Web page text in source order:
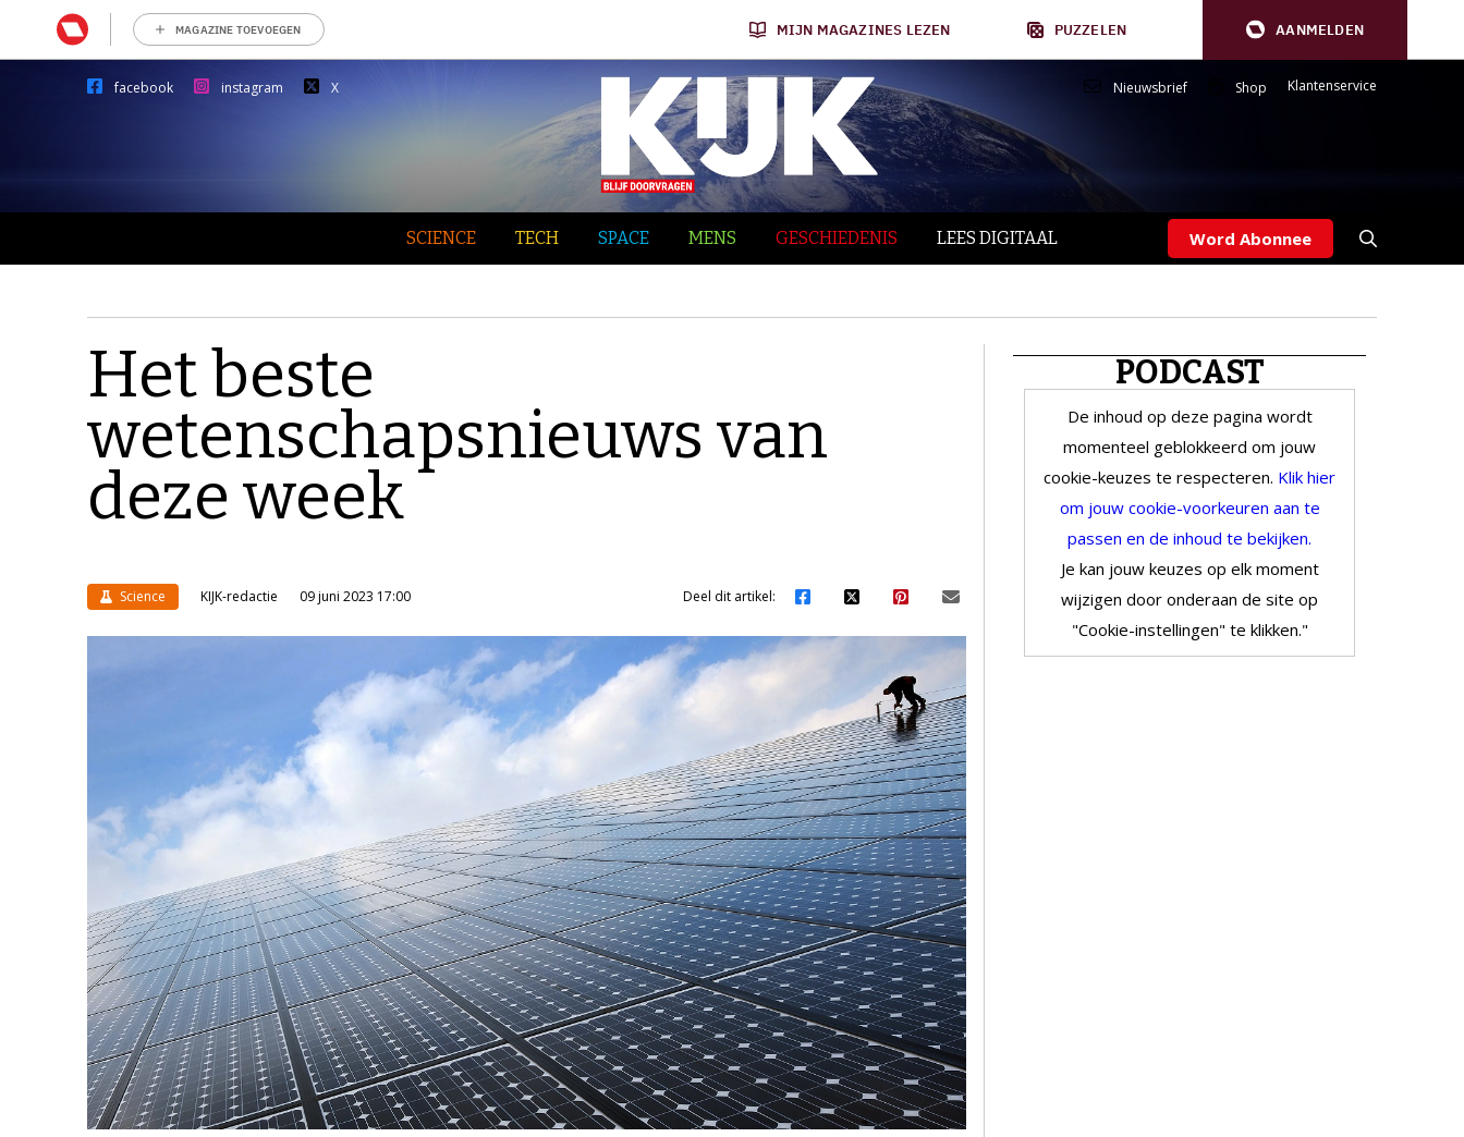
MAGAZINE TOEVOEGEN MIJN MAGAZINES LEZEN PUZZELEN AANMELDEN
facebook instagram X Nieuwsbrief Shop Klantenservice
SCIENCE TECH SPACE MENS GESCHIEDENIS LEES DIGITAAL Word Abonnee
Het beste
wetenschapsnieuws van
deze week
Science KIJK-redactie 09 juni 2023 17:00 Deel dit artikel:
PODCAST
De inhoud op deze pagina wordt
momenteel geblokkeerd om jouw
cookie-keuzes te respecteren. Klik hier
om jouw cookie-voorkeuren aan te
passen en de inhoud te bekijken.
Je kan jouw keuzes op elk moment
wijzigen door onderaan de site op
"Cookie-instellingen" te klikken."